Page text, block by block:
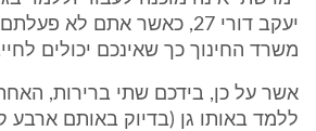
יעקב דורי 27, כאשר אתם לא
משרד החינוך כך שאינכם יכולים
אשר על כן, בידכם שתי ברירות,
ללמד באותו גן (בדיוק באותם ארבע